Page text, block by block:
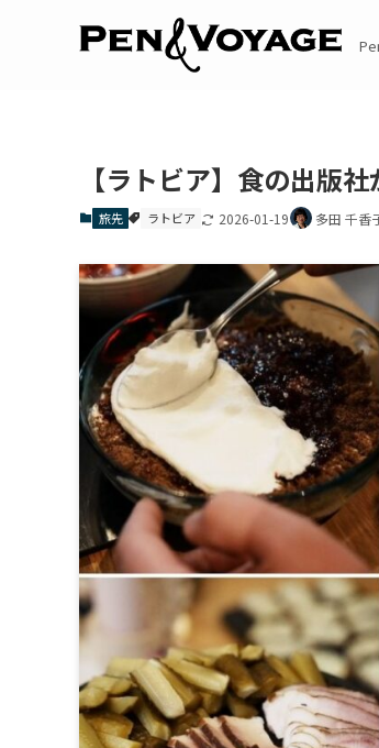
【ラトビア】食の出版
旅先 ラトビア 2026-01-19 多田 千香